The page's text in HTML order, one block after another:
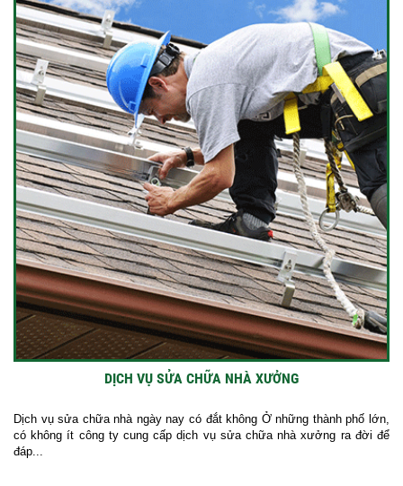
DỊCH VỤ SỬA CHỮA NHÀ XƯỞNG
Dịch vụ sửa chữa nhà ngày nay có đắt không Ở những thành phố lớn,
có không ít công ty cung cấp dịch vụ sửa chữa nhà xưởng ra đời để
đáp...